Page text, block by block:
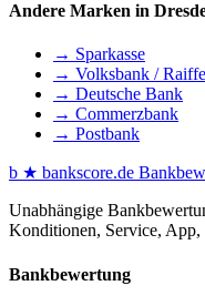
Andere Marken in
→ Sparkasse
→ Volksbank /
→ Deutsche Bank
→ Commerzbank
→ Postbank
b ★ bankscore.de
Unabhängige
Konditionen, Service, App,
Bankbewertung